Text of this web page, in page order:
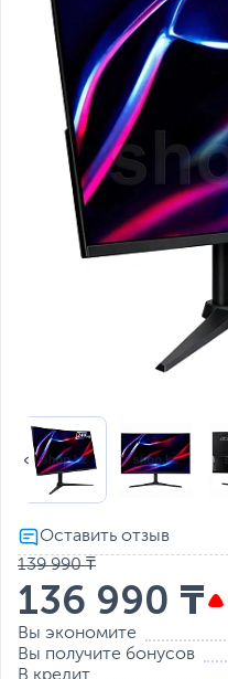
139 990 ₸
136 990 ₸
Вы экономите
Вы получите бонусов